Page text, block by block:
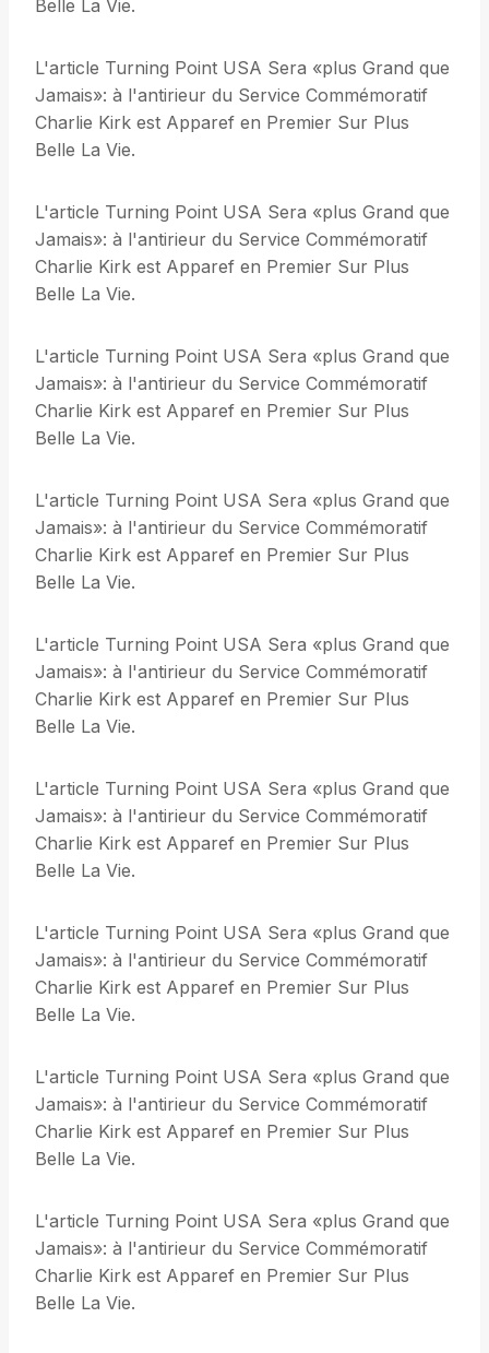
Belle La Vie.
L'article Turning Point USA Sera «plus Grand que
Jamais»: à l'antirieur du Service Commémoratif
Charlie Kirk est Apparef en Premier Sur Plus
Belle La Vie.
L'article Turning Point USA Sera «plus Grand que
Jamais»: à l'antirieur du Service Commémoratif
Charlie Kirk est Apparef en Premier Sur Plus
Belle La Vie.
L'article Turning Point USA Sera «plus Grand que
Jamais»: à l'antirieur du Service Commémoratif
Charlie Kirk est Apparef en Premier Sur Plus
Belle La Vie.
L'article Turning Point USA Sera «plus Grand que
Jamais»: à l'antirieur du Service Commémoratif
Charlie Kirk est Apparef en Premier Sur Plus
Belle La Vie.
L'article Turning Point USA Sera «plus Grand que
Jamais»: à l'antirieur du Service Commémoratif
Charlie Kirk est Apparef en Premier Sur Plus
Belle La Vie.
L'article Turning Point USA Sera «plus Grand que
Jamais»: à l'antirieur du Service Commémoratif
Charlie Kirk est Apparef en Premier Sur Plus
Belle La Vie.
L'article Turning Point USA Sera «plus Grand que
Jamais»: à l'antirieur du Service Commémoratif
Charlie Kirk est Apparef en Premier Sur Plus
Belle La Vie.
L'article Turning Point USA Sera «plus Grand que
Jamais»: à l'antirieur du Service Commémoratif
Charlie Kirk est Apparef en Premier Sur Plus
Belle La Vie.
L'article Turning Point USA Sera «plus Grand que
Jamais»: à l'antirieur du Service Commémoratif
Charlie Kirk est Apparef en Premier Sur Plus
Belle La Vie.